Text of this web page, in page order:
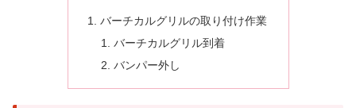
バーチカルグリルの取り付け作業
バーチカルグリル到着
バンパー外し